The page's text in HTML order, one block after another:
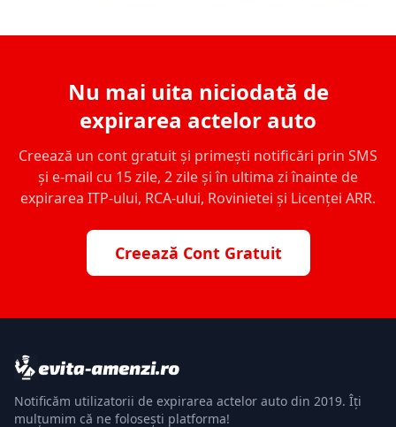
Nu mai uita niciodată de
expirarea actelor auto
Creează un cont gratuit și primești notificări prin SMS
și e-mail cu 15 zile, 2 zile și în ultima zi înainte de
expirarea ITP-ului, RCA-ului, Rovinietei și Licenței ARR.
Creează Cont Gratuit
Notificăm utilizatorii de expirarea actelor auto din 2019. Îți
mulțumim că ne folosești platforma!